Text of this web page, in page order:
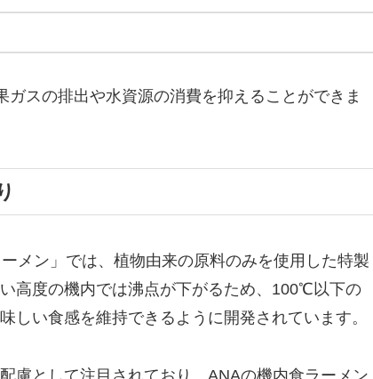
スの排出や水資源の消費を抑えることができま
メン」では、植物由来の原料のみを使用した特製
高度の機内では沸点が下がるため、100℃以下の
しい食感を維持できるように開発されています。
慮として注目されており、ANAの機内食ラーメン